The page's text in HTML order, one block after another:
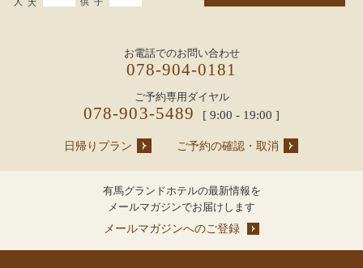
お電話でのお問い合わせ
078-904-0181
ご予約専用ダイヤル
078-903-5489 [ 9:00 - 19:00 ]
日帰りプラン ご予約の確認・取消
有馬グランドホテルの最新情報を
メールマガジンでお届けします
メールマガジンへのご登録